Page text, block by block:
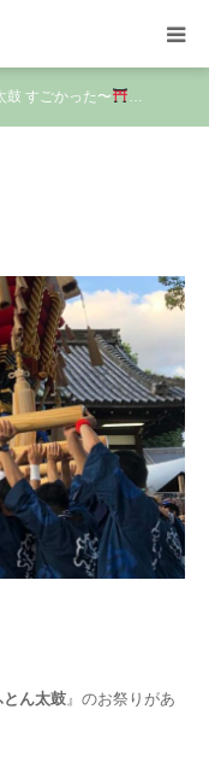
鼓 すごかった〜 …
とん太鼓 』のお祭りがあ